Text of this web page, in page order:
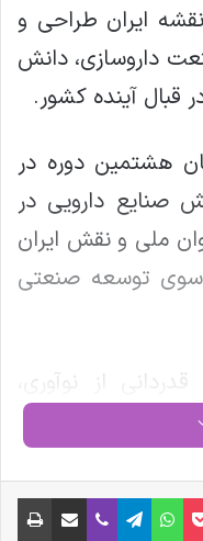
ایران طراحی و
داروسازی، دانش
آینده کشور.
هشتمین دوره در
صنایع دارویی در
ملی و نقش ایران
توسعه صنعتی
۲۰۲۶، نماد قدردانی از نوآوری،
صنعت داروسازی
پاکت واتس آپ تلگرام وایبر اشتراک گذاری از طریق ایمیل